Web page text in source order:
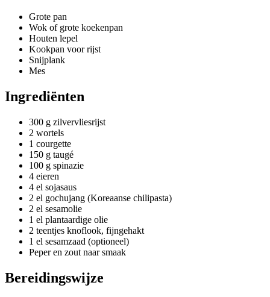
Grote pan
Wok of grote koekenpan
Houten lepel
Kookpan voor rijst
Snijplank
Mes
Ingrediënten
300 g zilvervliesrijst
2 wortels
1 courgette
150 g taugé
100 g spinazie
4 eieren
4 el sojasaus
2 el gochujang (Koreaanse chilipasta)
2 el sesamolie
1 el plantaardige olie
2 teentjes knoflook, fijngehakt
1 el sesamzaad (optioneel)
Peper en zout naar smaak
Bereidingswijze